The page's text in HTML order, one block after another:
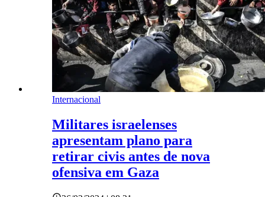
Internacional
Militares israelenses
apresentam plano para
retirar civis antes de nova
ofensiva em Gaza